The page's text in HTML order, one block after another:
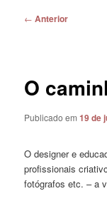
Navegação
← Anterior
O
Publicado em19 de
O designer e
profissionais
fotógrafos etc. – a